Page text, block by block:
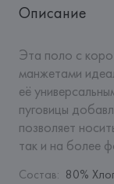
Описание
Эта поло с
манжетами
её
пуговицы
позволяет
так и на более
Состав: 80%